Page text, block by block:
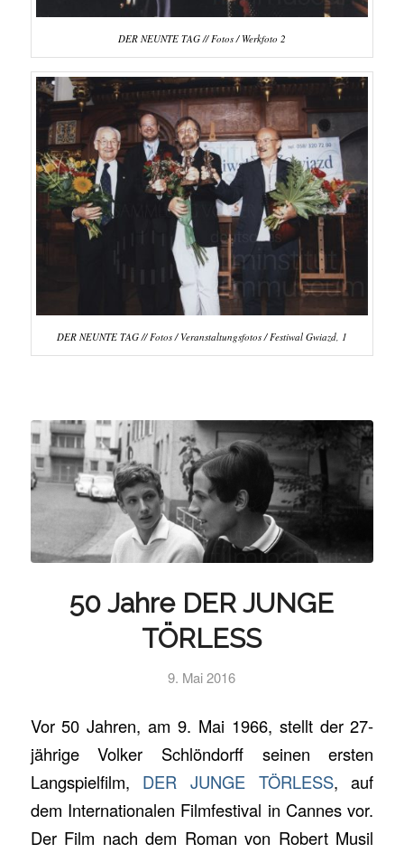
DER NEUNTE TAG // Fotos / Werkfoto 2
DER NEUNTE TAG // Fotos / Veranstaltungsfotos / Festiwal Gwiazd, 1
50 Jahre DER JUNGE
TÖRLESS
9. Mai 2016
Vor 50 Jahren, am 9. Mai 1966, stellt der 27-
jährige Volker Schlöndorff seinen ersten
Langspielfilm, DER JUNGE TÖRLESS, auf
dem Internationalen Filmfestival in Cannes vor.
Der Film nach dem Roman von Robert Musil